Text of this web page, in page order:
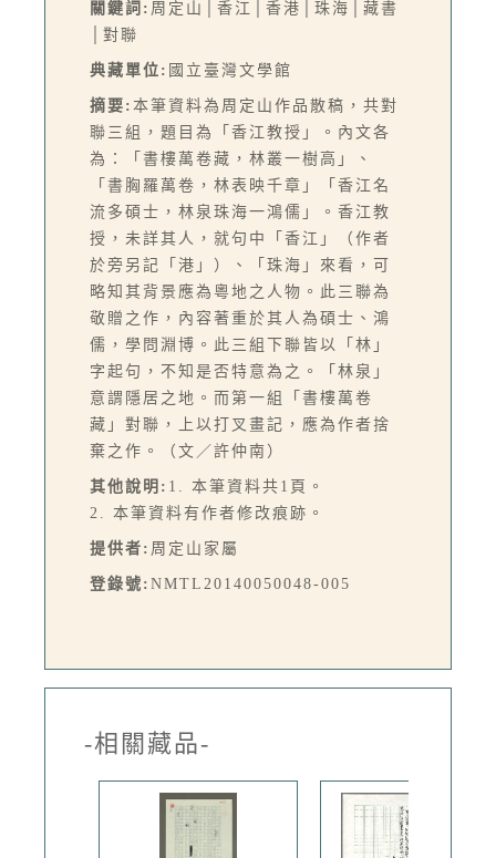
關鍵詞: 周定山│香江│香港│珠海│藏書
│對聯
典藏單位: 國立臺灣文學館
摘要: 本筆資料為周定山作品散稿，共對
聯三組，題目為「香江教授」。內文各
為：「書樓萬卷藏，林叢一樹高」、
「書胸羅萬卷，林表映千章」「香江名
流多碩士，林泉珠海一鴻儒」。香江教
授，未詳其人，就句中「香江」（作者
於旁另記「港」）、「珠海」來看，可
略知其背景應為粵地之人物。此三聯為
敬贈之作，內容著重於其人為碩士、鴻
儒，學問淵博。此三組下聯皆以「林」
字起句，不知是否特意為之。「林泉」
意謂隱居之地。而第一組「書樓萬卷
藏」對聯，上以打叉畫記，應為作者捨
棄之作。（文／許仲南）
其他說明: 1. 本筆資料共1頁。
2. 本筆資料有作者修改痕跡。
提供者: 周定山家屬
登錄號: NMTL20140050048-005
-相關藏品-